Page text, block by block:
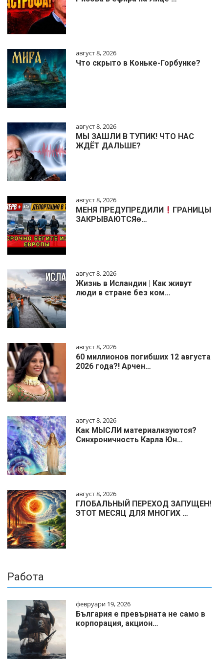
август 8, 2026
Что скрыто в Коньке-Горбунке?
август 8, 2026
МЫ ЗАШЛИ В ТУПИК! ЧТО НАС
ЖДЁТ ДАЛЬШЕ?
август 8, 2026
МЕНЯ ПРЕДУПРЕДИЛИ
ГРАНИЦЫ
ЗАКРЫВАЮТСЯɵ…
август 8, 2026
Жизнь в Исландии | Как живут
люди в стране без ком…
август 8, 2026
60 миллионов погибших 12 августа
2026 года?! Арчен…
август 8, 2026
Как МЫСЛИ материализуются?
Синхроничность Карла Юн…
август 8, 2026
ГЛОБАЛЬНЫЙ ПЕРЕХОД ЗАПУЩЕН!
ЭТОТ МЕСЯЦ ДЛЯ МНОГИХ …
Работа
февруари 19, 2026
България е превърната не само в
корпорация, акцион…